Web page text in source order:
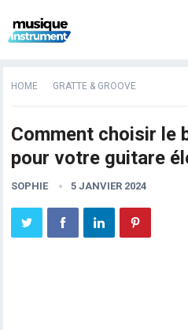
HOME GRATTE & GROOVE
Comment choisir le
pour votre guitare
SOPHIE 5 JANVIER 2024